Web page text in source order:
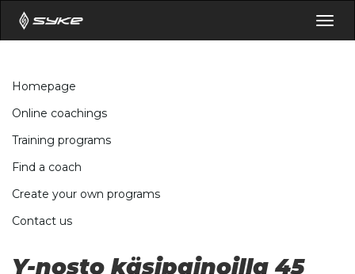
Homepage
Online coachings
Training programs
Find a coach
Create your own programs
Contact us
Y-nosto käsipainoilla 45